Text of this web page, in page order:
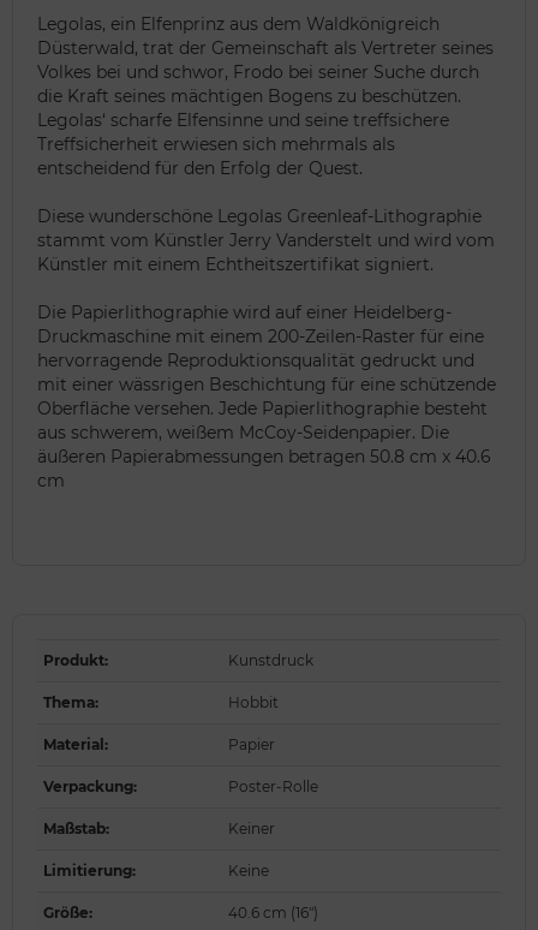
Legolas, ein Elfenprinz aus dem Waldkönigreich
Düsterwald, trat der Gemeinschaft als Vertreter seines
Volkes bei und schwor, Frodo bei seiner Suche durch
die Kraft seines mächtigen Bogens zu beschützen.
Legolas‘ scharfe Elfensinne und seine treffsichere
Treffsicherheit erwiesen sich mehrmals als
entscheidend für den Erfolg der Quest.
Diese wunderschöne Legolas Greenleaf-Lithographie
stammt vom Künstler Jerry Vanderstelt und wird vom
Künstler mit einem Echtheitszertifikat signiert.
Die Papierlithographie wird auf einer Heidelberg-
Druckmaschine mit einem 200-Zeilen-Raster für eine
hervorragende Reproduktionsqualität gedruckt und
mit einer wässrigen Beschichtung für eine schützende
Oberfläche versehen. Jede Papierlithographie besteht
aus schwerem, weißem McCoy-Seidenpapier. Die
äußeren Papierabmessungen betragen 50.8 cm x 40.6
cm
Produkt: Kunstdruck
Thema: Hobbit
Material: Papier
Verpackung: Poster-Rolle
Maßstab: Keiner
Limitierung: Keine
Größe: 40.6 cm (16")